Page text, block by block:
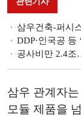
삼우건축-퍼시
DDP·인국공 등
공사비만 2.4조…압
삼우 관계자
모듈 제품을